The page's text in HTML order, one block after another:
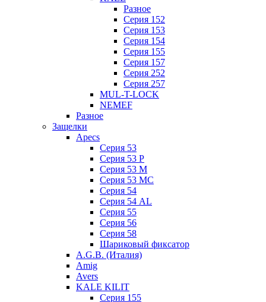
Разное
Серия 152
Серия 153
Серия 154
Серия 155
Серия 157
Серия 252
Серия 257
MUL-T-LOCK
NEMEF
Разное
Защелки
Apecs
Серия 53
Серия 53 P
Серия 53 М
Серия 53 МC
Серия 54
Серия 54 AL
Серия 55
Серия 56
Серия 58
Шариковый фиксатор
A.G.B. (Италия)
Amig
Avers
KALE KILIT
Серия 155